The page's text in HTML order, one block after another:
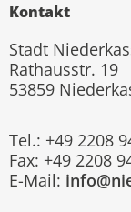
Kontakt
Stadt
Rathausstr. 19
53859
Tel.: +49 2208
Fax: +49 2208
E-Mail: